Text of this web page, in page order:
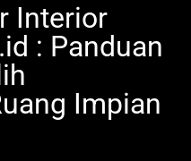
Interior
: Panduan
Impian